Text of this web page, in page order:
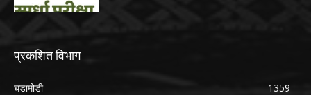
प्रकशित विभाग
घडामोडी
1359